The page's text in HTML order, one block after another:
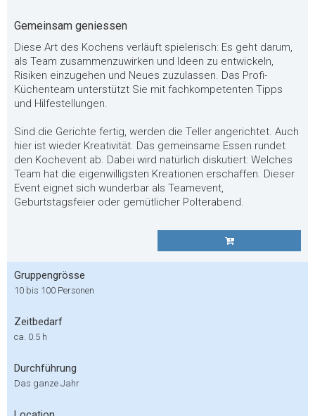
Gemeinsam geniessen
Diese Art des Kochens verläuft spielerisch: Es geht darum,
als Team zusammenzuwirken und Ideen zu entwickeln,
Risiken einzugehen und Neues zuzulassen. Das Profi-
Küchenteam unterstützt Sie mit fachkompetenten Tipps
und Hilfestellungen.
Sind die Gerichte fertig, werden die Teller angerichtet. Auch
hier ist wieder Kreativität. Das gemeinsame Essen rundet
den Kochevent ab. Dabei wird natürlich diskutiert: Welches
Team hat die eigenwilligsten Kreationen erschaffen. Dieser
Event eignet sich wunderbar als Teamevent,
Geburtstagsfeier oder gemütlicher Polterabend.
Gruppengrösse
10 bis 100 Personen
Zeitbedarf
ca. 0.5 h
Durchführung
Das ganze Jahr